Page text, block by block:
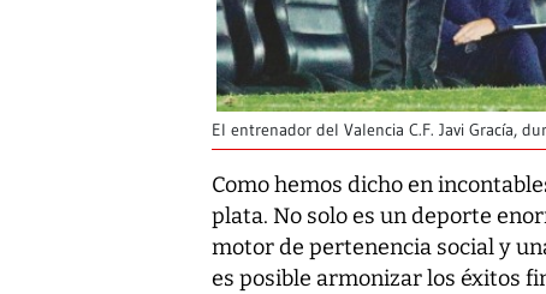
El entrenador del Valencia C.F. Javi Gracía,
Como hemos dicho en
plata. No solo es un deporte
motor de pertenencia social y
es posible armonizar los éxitos